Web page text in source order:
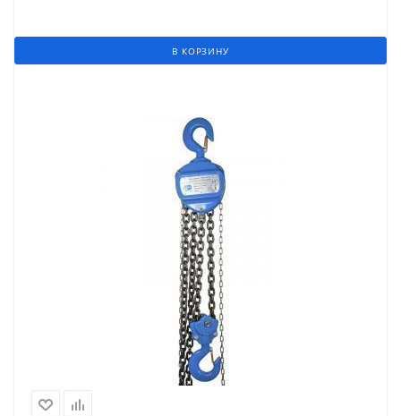
В КОРЗИНУ